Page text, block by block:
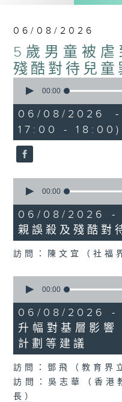
Facebook專頁
06/08/2026
5歲男童被
殘酷對待兒
seconds
48
minutes,
53
seconds
00:00
06/08/2026
17:00 - 18:00)
seconds
18
minutes,
22
seconds
00:00
06/08/2026 -
親誤殺及殘酷對
訪問：陳文宜（社福
seconds
20
minutes,
8
seconds
00:00
06/08/2026 -
升幅對基層影響
計劃等建議
訪問：鄧飛（教育界
訪問：吳志華（香港
長）